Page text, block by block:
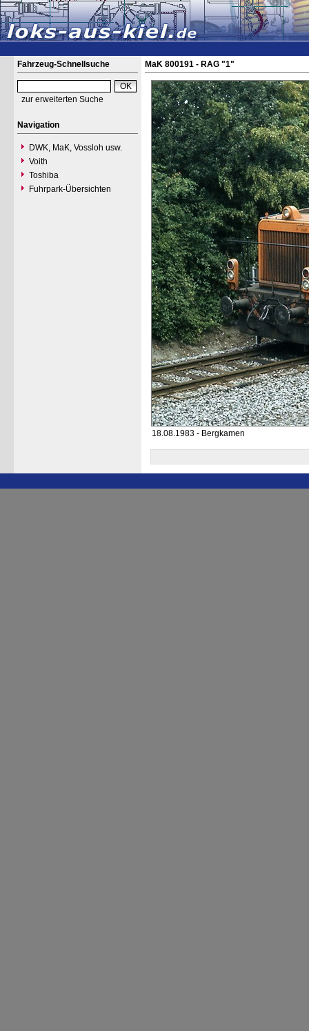
Fahrzeug-Schnellsuche
zur erweiterten Suche
Navigation
DWK, MaK, Vossloh usw.
Voith
Toshiba
Fuhrpark-Übersichten
MaK 800191 - RAG "1"
18.08.1983 - Bergkamen